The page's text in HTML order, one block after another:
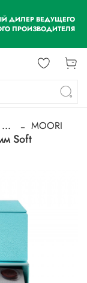
ДИЛЕР ВЕДУЩЕГО
ПРОИЗВОДИТЕЛЯ
... MOORI
Soft